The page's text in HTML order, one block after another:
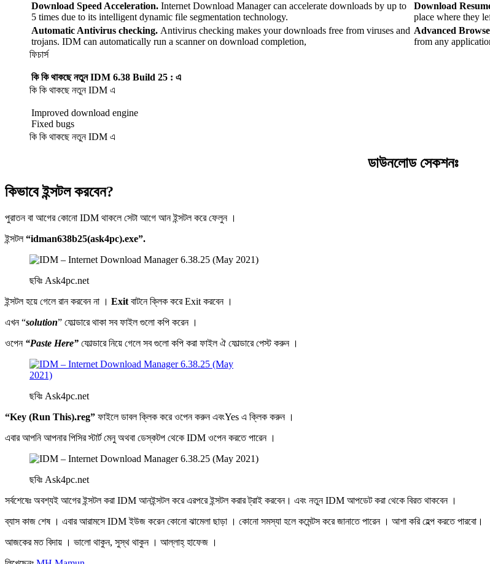
Download Speed Acceleration. Internet Download Manager can accelerate downloads by up to
5 times due to its intelligent dynamic file segmentation technology.
Download
place where they
Automatic Antivirus checking. Antivirus checking makes your downloads free from viruses and
trojans. IDM can automatically run a scanner on download completion,
Advanced
from any
ফিচার্স
কি কি থাকছে নতুন IDM 6.38 Build 25 : এ
কি কি থাকছে নতুন IDM এ
Improved download engine
Fixed bugs
কি কি থাকছে নতুন IDM এ
ডাউনলোড সেকশনঃ
কিভাবে ইন্সটল করবেন?
পুরাতন বা আগের কোনো IDM থাকলে সেটা আগে আন ইন্সটল করে ফেলুন ।
ইন্সটল“idman638b25(ask4pc).exe”.
ছবিঃ Ask4pc.net
ইন্সটল হয়ে গেলে রান করবেন না । Exit বাটনে ক্লিক করে Exit করবেন ।
এখন “solution” ফোল্ডারে থাকা সব ফাইল গুলো কপি করেন ।
ওপেন “Paste Here” ফোল্ডারে নিয়ে গেলে সব গুলো কপি করা ফাইল ঐ ফোল্ডারে পেস্ট করুন ।
ছবিঃ Ask4pc.net
“Key (Run This).reg” ফাইলে ডাবল ক্লিক করে ওপেন করুন এবংYes এ ক্লিক করুন ।
এবার আপনি আপনার পিসির স্টার্ট মেনু অথবা ডেস্কটপ থেকে IDM ওপেন করতে পারেন ।
ছবিঃ Ask4pc.net
সর্বশেষেঃ অবশ্যই আগের ইন্সটল করা IDM আনইন্সটল করে এরপরে ইন্সটল করার ট্রাই করবেন। এবং নতুন IDM আপডেট করা থেকে বিরত থাকবেন ।
ব্যাস কাজ শেষ । এবার আরামসে IDM ইউজ করেন কোনো ঝামেলা ছাড়া । কোনো সমস্যা হলে কমেন্টস করে জানাতে পারেন । আশা করি হেল্প করতে পারবো।
আজকের মত বিদায় । ভালো থাকুন, সুস্থ থাকুন । আল্লাহ্‌ হাফেজ ।